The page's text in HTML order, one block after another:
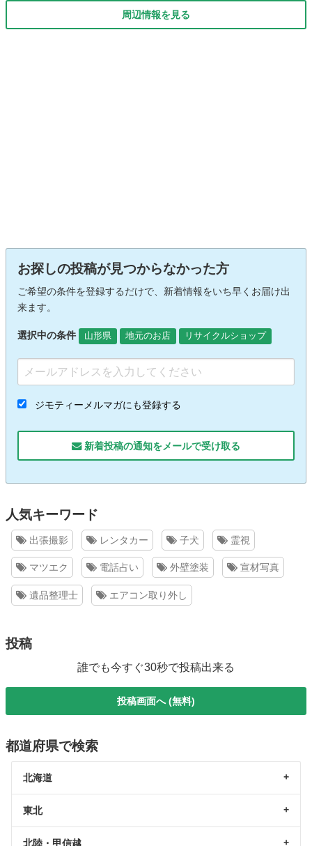
周辺情報を見る
お探しの投稿が見つからなかった方
ご希望の条件を登録するだけで、新着情報をいち早くお届け出
来ます。
選択中の条件 山形県 地元のお店 リサイクルショップ
ジモティーメルマガにも登録する
新着投稿の通知をメールで受け取る
人気キーワード
出張撮影 レンタカー 子犬 霊視
マツエク 電話占い 外壁塗装 宣材写真
遺品整理士 エアコン取り外し
投稿
誰でも今すぐ30秒で投稿出来る
投稿画面へ (無料)
都道府県で検索
北海道
東北
北陸・甲信越